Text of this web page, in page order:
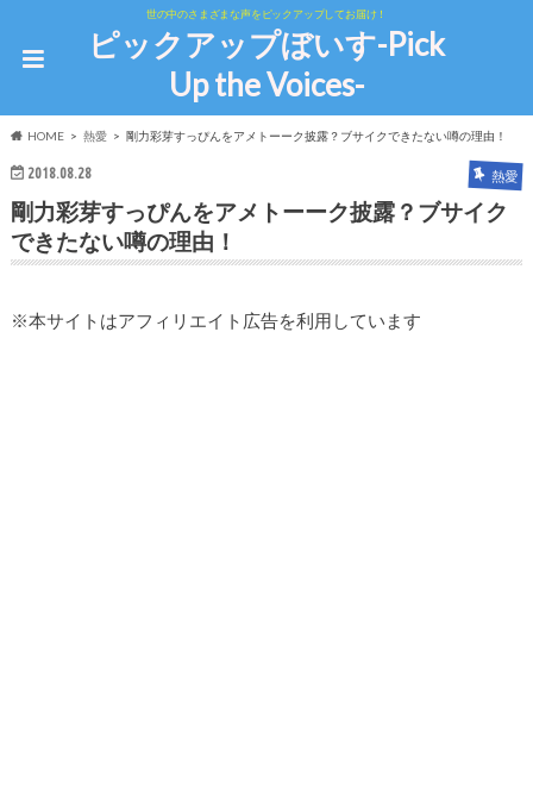
世の中のさまざまな声をピックアップしてお届け！
ピックアップぼいす-Pick
Up the Voices-
HOME 熱愛 剛力彩芽すっぴんをアメトーーク披露？ブサイクできたない噂の理由！
2018.08.28 熱愛
剛力彩芽すっぴんをアメトーーク披露？ブサイク
できたない噂の理由！
※本サイトはアフィリエイト広告を利用しています